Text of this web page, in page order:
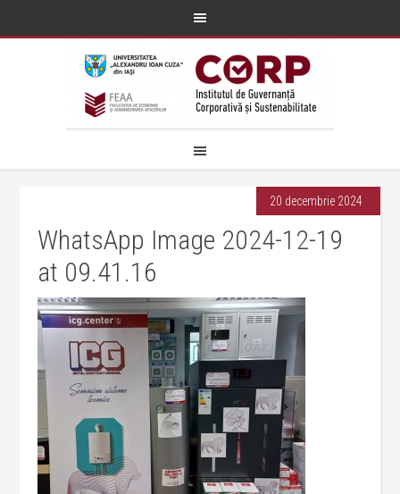
20 decembrie 2024
WhatsApp Image 2024-12-19
at 09.41.16